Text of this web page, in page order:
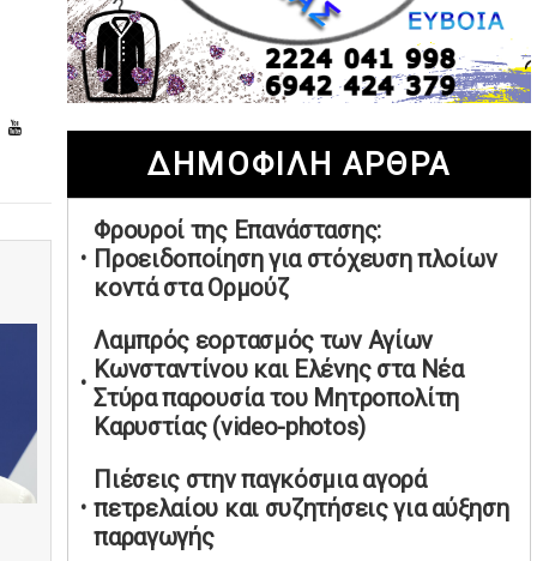
Μεντιλίμπαρ: Ξεχωριστό το κλίμα σε
κάθε παιχνίδι ΠΑΟΚ και Ολυμπιακού
02/05/2026 | 20:28
Περιστέρι: Ένταση μεταξύ ανηλίκων
άφησε δύο 15χρονους τραυματίες
Ηνωμένα Αραβικά Εμιράτα: Αίρουν
τους περιορισμούς στον εναέριο χώρο
02/05/2026 | 17:16
Η Αθηνά Λινού αφήνει ανοιχτό το
ενδεχόμενο ένταξης στον νέο
πολιτικό φορέα Τσίπρα
02/05/2026 | 17:01
Αταμάν: Κανείς δεν έχει δικαίωμα να
μιλά για τον πρόεδρο και την
οικογένειά του
02/05/2026 | 15:59
ΔΗΜΟΦΙΛΗ ΑΡΘΡΑ
Φρουροί της Επανάστασης:
Προειδοποίηση για στόχευση πλοίων
κοντά στα Ορμούζ
Λαμπρός εορτασμός των Αγίων
Κωνσταντίνου και Ελένης στα Νέα
Στύρα παρουσία του Μητροπολίτη
Καρυστίας (video-photos)
Πιέσεις στην παγκόσμια αγορά
πετρελαίου και συζητήσεις για αύξηση
παραγωγής